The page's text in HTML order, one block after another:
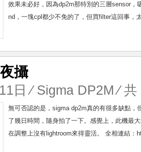
效果未必好，因為dp2m那特別的三層sensor
nd，一塊cpl都少不免的了，但買filter這回事，
攝
日 ⁄ Sigma DP2M⁄
無可否認的是，sigma dp2m真的有很多缺點
了幾日時間，隨身拍了一下。感覺上，此機最
在調整上沒有lightroom來得靈活。 全相連結